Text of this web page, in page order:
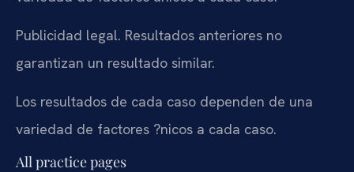
Publicidad legal. Resultados anteriores no
garantizan un resultado similar.
Los resultados de cada caso dependen de una
variedad de factores ?nicos a cada caso.
All practice pages